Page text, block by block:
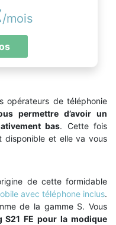
/mois
opérateurs de téléphonie
permettre d’avoir un
bas. Cette fois
disponible et elle va vous
de cette formidable
avec téléphone inclus.
de la gamme S. Vous
S21 FE pour la modique